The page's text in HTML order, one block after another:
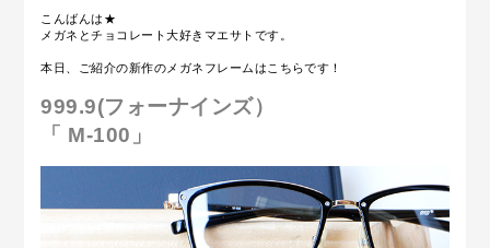
こんばんは★
メガネとチョコレート大好きマエサトです。
本日、ご紹介の新作のメガネフレームはこちらです！
999.9(フォーナインズ）
「 M-100」